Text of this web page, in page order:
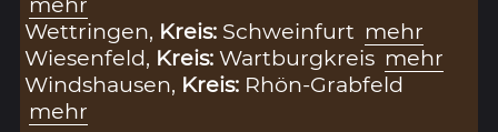
Wettringen, Kreis: Schweinfurt mehr
Wiesenfeld, Kreis:Wartburgkreis mehr
Windshausen, Kreis: Rhön-Grabfeld
mehr